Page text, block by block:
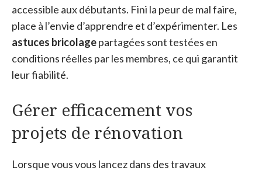
accessible aux débutants. Fini la peur de mal faire,
place à l’envie d’apprendre et d’expérimenter. Les
astuces bricolagepartagées sont testées en
conditions réelles par les membres, ce qui garantit
leur fiabilité.
Gérer efficacement vos
projets de rénovation
Lorsque vous vous lancez dans des travaux